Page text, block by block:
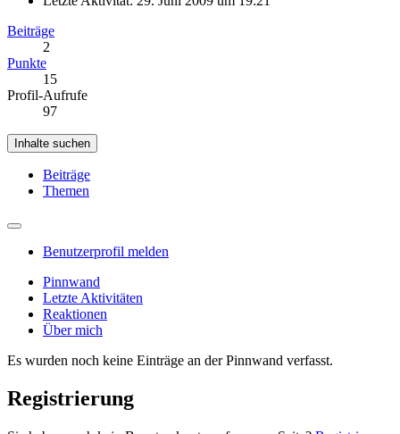
Beiträge
2
Punkte
15
Profil-Aufrufe
97
Inhalte suchen
Beiträge
Themen
Benutzerprofil melden
Pinnwand
Letzte Aktivitäten
Reaktionen
Über mich
Es wurden noch keine Einträge an der Pinnwand verfasst.
Registrierung